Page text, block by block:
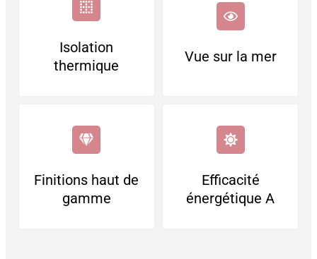
Isolation
thermique
Vue sur la mer
Finitions haut de
gamme
Efficacité
énergétique A